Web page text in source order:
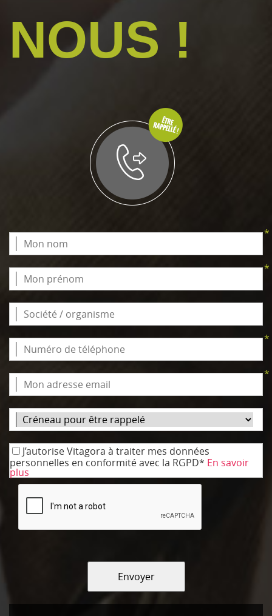
NOUS !
*
*
*
*
J’autorise Vitagora à traiter mes données
personnelles en conformité avec la RGPD* En savoir
plus
Envoyer